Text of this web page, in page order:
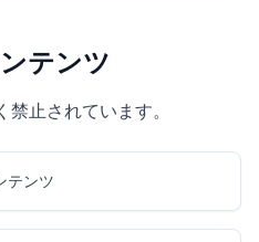
テンツ
止されています。
テンツ